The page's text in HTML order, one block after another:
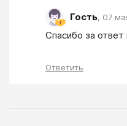
Гость, 07
Спасибо за ответ
Ответить